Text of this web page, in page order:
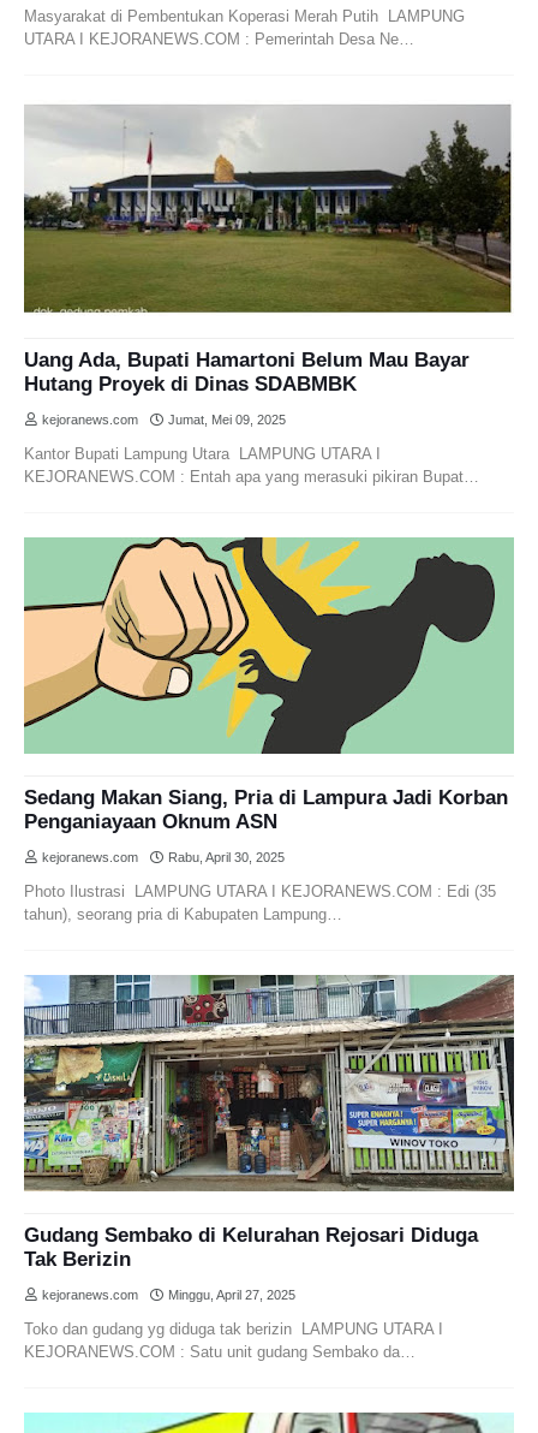
Masyarakat di Pembentukan Koperasi Merah Putih LAMPUNG
UTARA I KEJORANEWS.COM : Pemerintah Desa Ne…
Uang Ada, Bupati Hamartoni Belum Mau Bayar
Hutang Proyek di Dinas SDABMBK
kejoranews.com Jumat, Mei 09, 2025
Kantor Bupati Lampung Utara LAMPUNG UTARA I
KEJORANEWS.COM : Entah apa yang merasuki pikiran Bupat…
Sedang Makan Siang, Pria di Lampura Jadi Korban
Penganiayaan Oknum ASN
kejoranews.com Rabu, April 30, 2025
Photo Ilustrasi LAMPUNG UTARA I KEJORANEWS.COM : Edi (35
tahun), seorang pria di Kabupaten Lampung…
Gudang Sembako di Kelurahan Rejosari Diduga
Tak Berizin
kejoranews.com Minggu, April 27, 2025
Toko dan gudang yg diduga tak berizin LAMPUNG UTARA I
KEJORANEWS.COM : Satu unit gudang Sembako da…